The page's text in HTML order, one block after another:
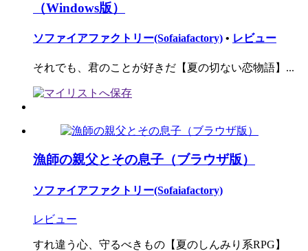
（Windows版）
ソファイアファクトリー(Sofaiafactory) • レビュー
それでも、君のことが好きだ【夏の切ない恋物語】...
漁師の親父とその息子（ブラウザ版）
ソファイアファクトリー(Sofaiafactory)
レビュー
すれ違う心、守るべきもの【夏のしんみり系RPG】